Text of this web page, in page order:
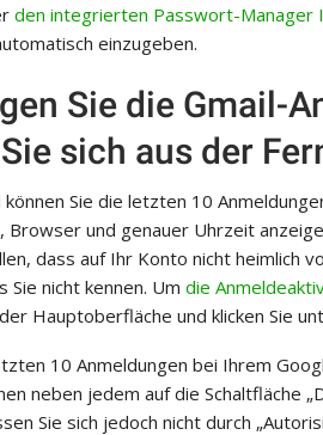
den integrierten Passwort-Manager
einzugeben.
Sie die Gmail-
sich aus der
können Sie die letzten 10
Browser und genauer Uhrzeit
dass auf Ihr Konto nicht heimlich
nicht kennen. Um die
Hauptoberfläche und klicken Sie
10 Anmeldungen bei Ihrem
neben jedem auf die Schaltfläche
Sie sich jedoch nicht durch